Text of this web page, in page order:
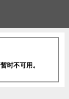
时不可用。